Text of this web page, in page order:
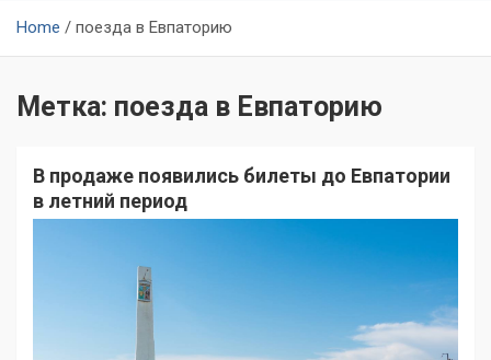
Home поезда в Евпаторию
Метка: поезда в Евпаторию
В продаже появились билеты до Евпатории
в летний период